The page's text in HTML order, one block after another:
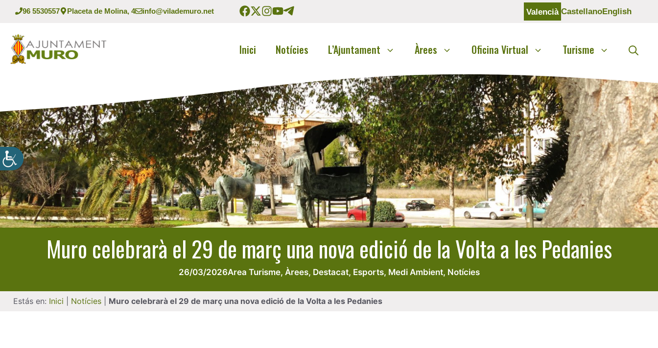
96 5530557 Placeta de Molina, 4 info@vilademuro.net Valencià CastellanoEnglish
Inici Notícies L’Ajuntament Àrees Oficina Virtual Turisme
Muro celebrarà el 29 de març una nova edició de la Volta a les Pedanies
26/03/2026Area Turisme, Àrees, Destacat, Esports, Medi Ambient, Notícies
Estás en: Inici Notícies| Muro celebrarà el 29 de març una nova edició de la Volta a les Pedanies